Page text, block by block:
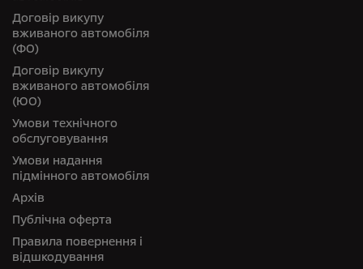
Договір викупу
вживаного автомобіля
(ФО)
Договір викупу
вживаного автомобіля
(ЮО)
Умови технічного
обслуговування
Умови надання
підмінного автомобіля
Архів
Публічна оферта
Правила повернення і
відшкодування